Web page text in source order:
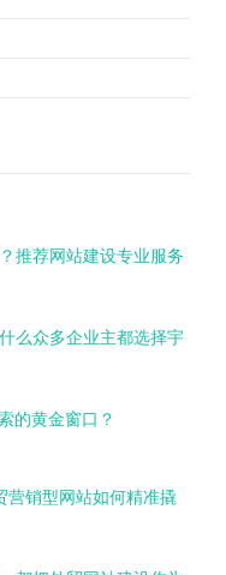
推荐网站建设专业服务
么众多企业主都选择宇
的黄金窗口？
营销型网站如何精准撬